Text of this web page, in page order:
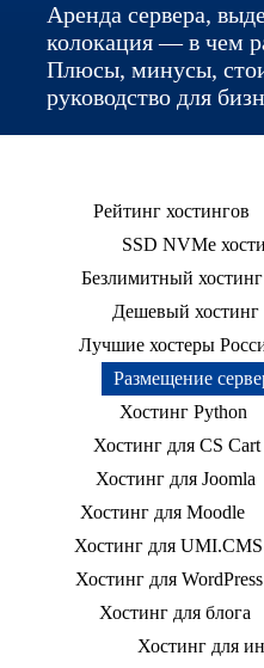
Аренда сервера,
колокация — в чем
Плюсы, минусы,
руководство для
Рейтинг хостингов
SSD NVMe
Безлимитный хостинг
Дешевый хостинг
Лучшие хостеры
Размещение
Хостинг Python
Хостинг для CS Cart
Хостинг для Joomla
Хостинг для Moodle
Хостинг для UMI.CMS
Хостинг для WordPress
Хостинг для блога
Хостинг для